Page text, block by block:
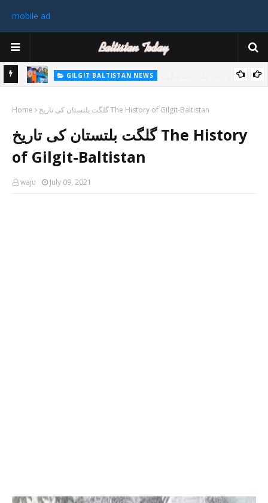
mobile ad
GILGIT BALTISTAN NEWS
میٹر چوٹی سر کیHome گلگت بلتستان کی تاریخ The History of Gilgit-Baltistan
گلگت بلتستان کی تاریخ The History
of Gilgit-Baltistan
waju July 09, 2021